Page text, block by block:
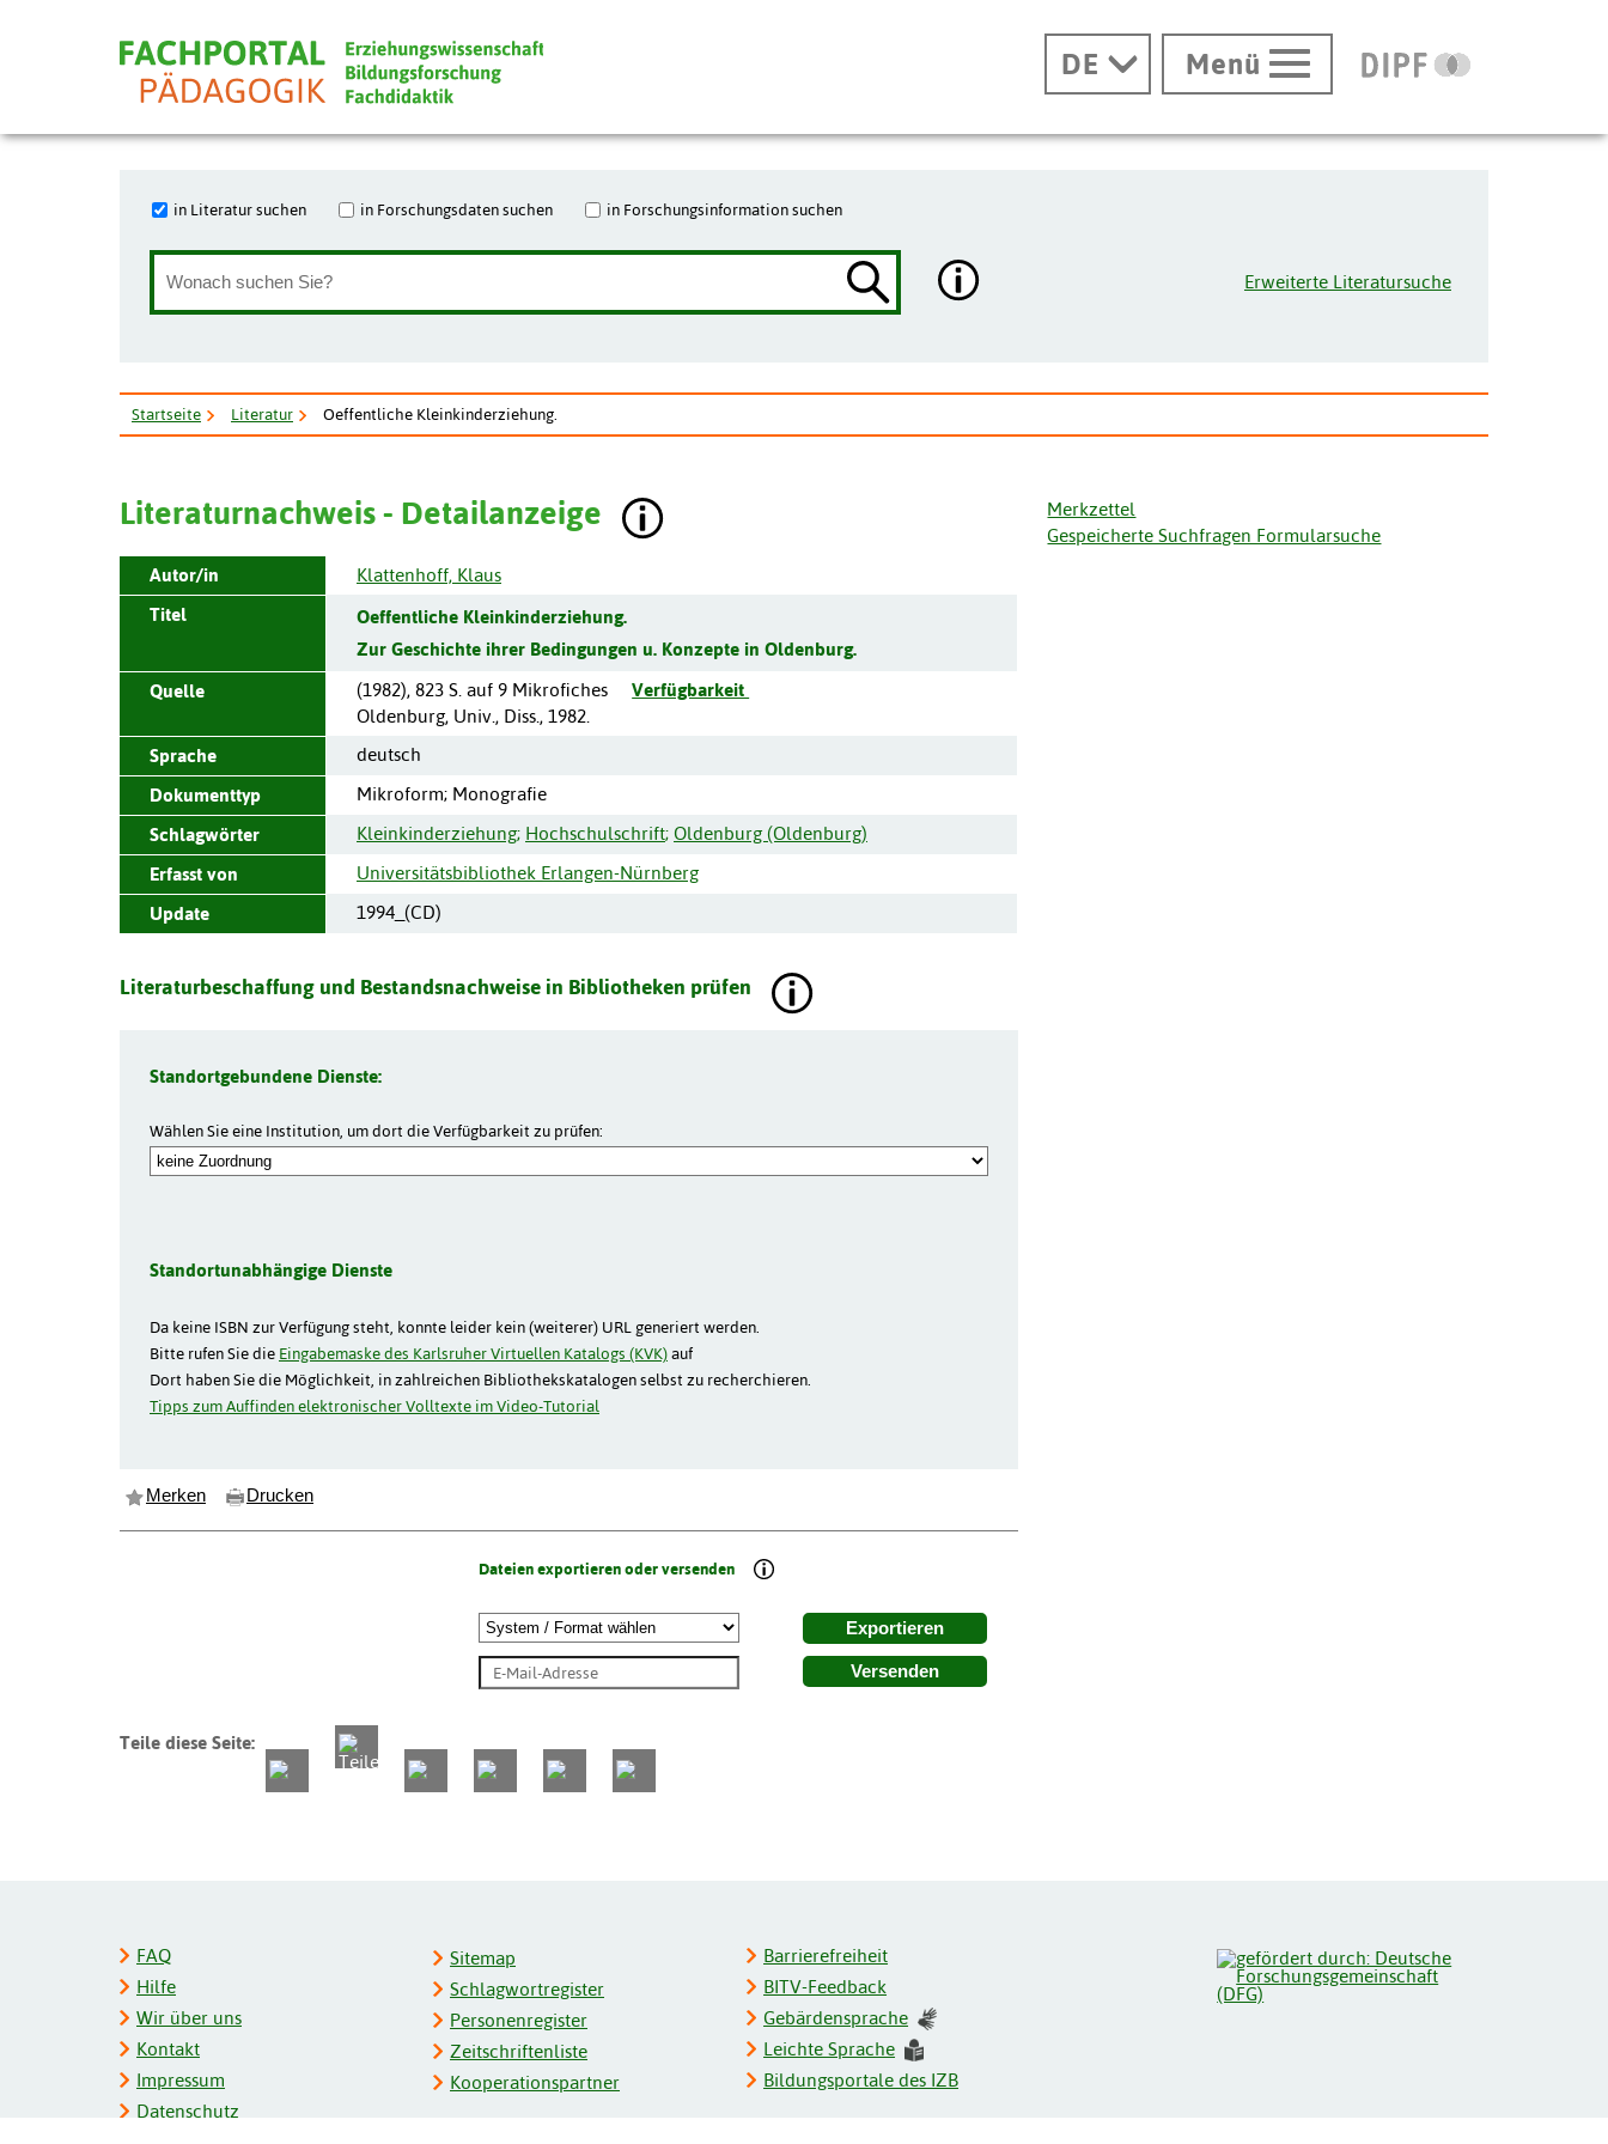
DE Menü
in Literatur suchen in Forschungsdaten suchen in Forschungsinformation suchen
Erweiterte Literatursuche
Startseite Literatur Oeffentliche Kleinkinderziehung.
Literaturnachweis - Detailanzeige
Merkzettel
Gespeicherte Suchfragen Formularsuche
Autor/in
Klattenhoff, Klaus
Titel
Oeffentliche Kleinkinderziehung.
Zur Geschichte ihrer Bedingungen u. Konzepte in Oldenburg.
Quelle (1982), 823 S. auf 9 Mikrofiches
Verfügbarkeit
Oldenburg, Univ., Diss., 1982.
Sprache
deutsch
Dokumenttyp
Mikroform; Monografie
Schlagwörter
Kleinkinderziehung; Hochschulschrift; Oldenburg (Oldenburg)
Erfasst von
Universitätsbibliothek Erlangen-Nürnberg
Update
1994_(CD)
Literaturbeschaffung und Bestandsnachweise in Bibliotheken prüfen
Standortgebundene Dienste:
Wählen Sie eine Institution, um dort die Verfügbarkeit zu prüfen:
Standortunabhängige Dienste
Da keine ISBN zur Verfügung steht, konnte leider kein (weiterer) URL generiert werden.
Bitte rufen Sie die Eingabemaske des Karlsruher Virtuellen Katalogs (KVK)auf
Dort haben Sie die Möglichkeit, in zahlreichen Bibliothekskatalogen selbst zu recherchieren.
Tipps zum Auffinden elektronischer Volltexte im Video-Tutorial
Merken Drucken
Dateien exportieren oder versenden
Exportieren
Versenden
Teile diese Seite:
FAQ
Hilfe
Wir über uns
Kontakt
Impressum
Datenschutz
Sitemap
Schlagwortregister
Personenregister
Zeitschriftenliste
Kooperationspartner
Barrierefreiheit
BITV-Feedback
Gebärdensprache
Leichte Sprache
Bildungsportale des IZB